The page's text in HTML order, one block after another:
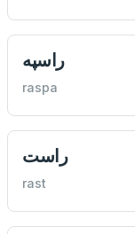
راسپه
raspa
راست
rast